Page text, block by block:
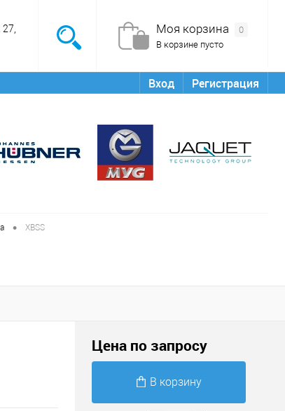
Моя корзина
0
В корзине пусто
Вход Регистрация
• XBSS
Цена по запросу
В корзину